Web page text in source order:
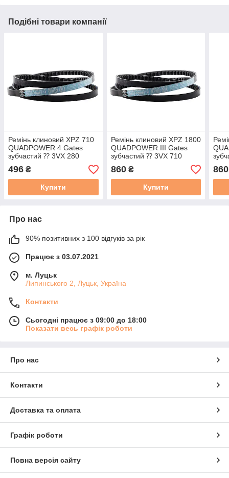
Подібні товари компанії
Ремінь клиновий XPZ 710
QUADPOWER 4 Gates
зубчастий ⁇ 3VX 280
клиновий
496 ₴
Купити
Ремінь клиновий XPZ 1800
QUADPOWER III Gates
зубчастий ⁇ 3VX 710
клиновий
860₴
Купити
860
Про нас
90% позитивних з 100 відгуків за рік
Працює з 03.07.2021
м. Луцьк
Липинського 2, Луцьк, Україна
Контакти
Сьогодні працює з 09:00 до 18:00
Показати весь графік роботи
Про нас
Контакти
Доставка та оплата
Графік роботи
Повна версія сайту